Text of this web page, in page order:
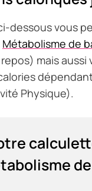
dessous vous
Métabolisme de
mais aussi
Physique).